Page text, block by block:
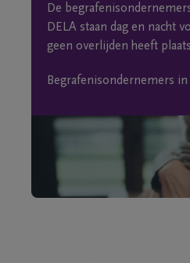
De
DELA staan dag en nacht
geen overlijden heeft
Begrafenisondernemers